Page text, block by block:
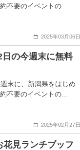
不要のイベントの…
2025年03月06日
日の今週末に無料
末に、新潟県をはじめ
不要のイベントの…
2025年02月27日
見ランチブッフ